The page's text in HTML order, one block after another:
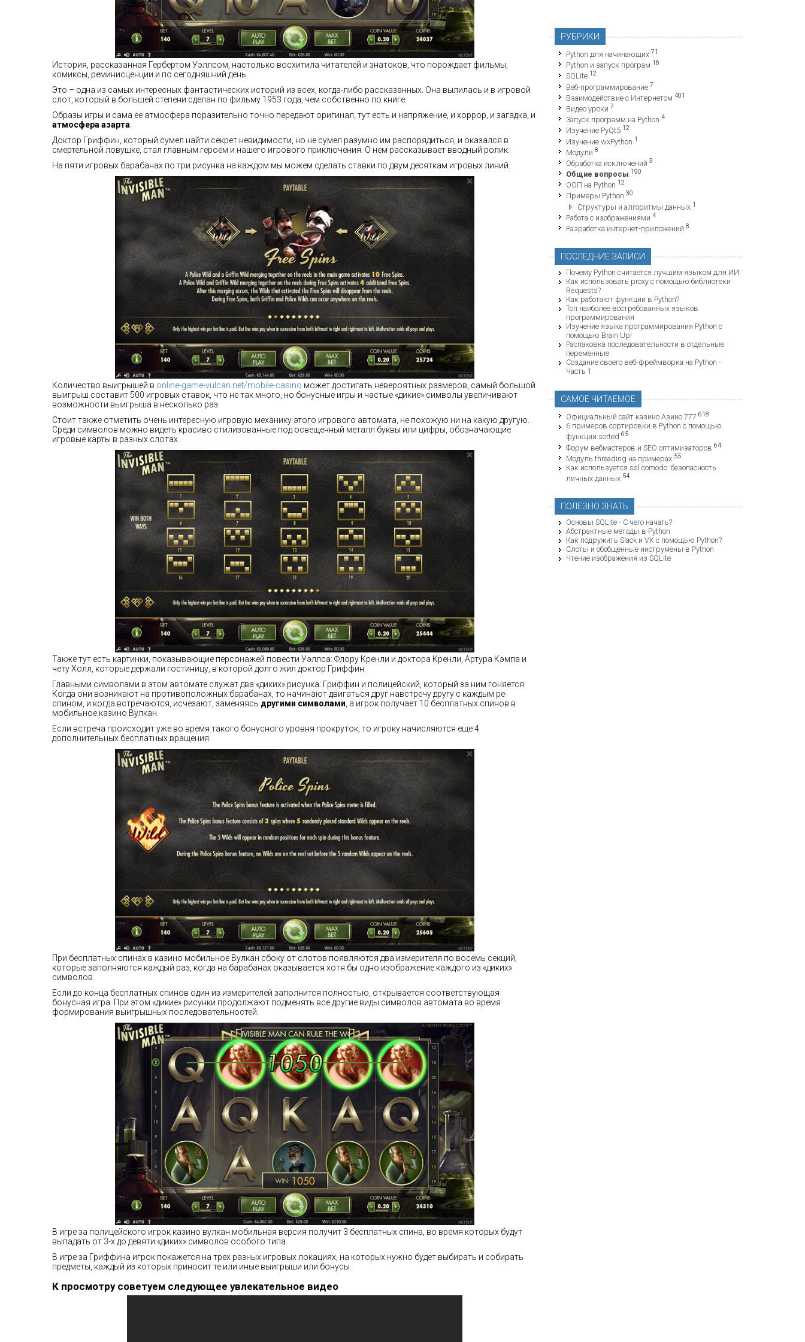
История, рассказанная Гербертом Уэллсом, настолько восхитила читателей и знатоков, что порождает фильмы,
комиксы, реминисценции и по сегодняшний день.
Это – одна из самых интересных фантастических историй из всех, когда-либо рассказанных. Она вылилась и в игровой
слот, который в большей степени сделан по фильму 1953 года, чем собственно по книге.
Образы игры и сама ее атмосфера поразительно точно передают оригинал, тут есть и напряжение, и хоррор, и загадка, и
атмосфера азарта
Доктор Гриффин, который сумел найти секрет невидимости, но не сумел разумно им распорядиться, и оказался в
смертельной ловушке, стал главным героем и нашего игрового приключения. О нем рассказывает вводный ролик.
На пяти игровых барабанах по три рисунка на каждом мы можем сделать ставки по двум десяткам игровых линий.
Количество выигрышей в online-game-vulcan.net/mobile-casino может достигать невероятных размеров, самый большой
выигрыш составит 500 игровых ставок, что не так много, но бонусные игры и частые «дикие» символы увеличивают
возможности выигрыша в несколько раз.
Стоит также отметить очень интересную игровую механику этого игрового автомата, не похожую ни на какую другую.
Среди символов можно видеть красиво стилизованные под освещенный металл буквы или цифры, обозначающие
игровые карты в разных слотах.
Также тут есть картинки, показывающие персонажей повести Уэллса: Флору Кренли и доктора Кренли, Артура Кэмпа и
чету Холл, которые держали гостиницу, в которой долго жил доктор Гриффин.
Главными символами в этом автомате служат два «диких» рисунка: Гриффин и полицейский, который за ним гоняется.
Когда они возникают на противоположных барабанах, то начинают двигаться друг навстречу другу с каждым ре-
спином, и когда встречаются, исчезают, заменяясь другими символами , а игрок получает 10 бесплатных спинов в
мобильное казино Вулкан.
Если встреча происходит уже во время такого бонусного уровня прокруток, то игроку начисляются еще 4
дополнительных бесплатных вращения.
При бесплатных спинах в казино мобильное Вулкан сбоку от слотов появляются два измерителя по восемь секций,
которые заполняются каждый раз, когда на барабанах оказывается хотя бы одно изображение каждого из «диких»
символов.
Если до конца бесплатных спинов один из измерителей заполнится полностью, открывается соответствующая
бонусная игра. При этом «дикие» рисунки продолжают подменять все другие виды символов автомата во время
формирования выигрышных последовательностей.
В игре за полицейского игрок казино вулкан мобильная версия получит 3 бесплатных спина, во время которых будут
выпадать от 3-х до девяти «диких» символов особого типа.
В игре за Гриффина игрок покажется на трех разных игровых локациях, на которых нужно будет выбирать и собирать
предметы, каждый из которых приносит те или иные выигрыши или бонусы.
К просмотру советуем следующее увлекательное видео
РУБРИКИ
Python для начинающих 71
Python и запуск програм 16
SQLite 12
Веб-программирование 7
Взаимодействие с Интернетом 401
Видео уроки 7
Запуск программ на Python 4
Изучение PyQt5 12
Изучение wxPython 1
Модули 8
Обработка исключений 3
Общие вопросы 190
ООП на Python 12
Примеры Python 30
Структуры и алгоритмы данных 1
Работа с изображениями 4
Разработка интернет-приложений 8
ПОСЛЕДНИЕ ЗАПИСИ
Почему Python считается лучшим языком для ИИ
Как использовать proxy с помощью библиотеки
Requests?
Как работают функции в Python?
Топ наиболее востребованных языков
программирования
Изучение языка программирования Python с
помощью Brain Up!
Распаковка последовательности в отдельные
переменные
Создание своего веб-фреймворка на Python -
Часть 1
САМОЕ ЧИТАЕМОЕ
Официальный сайт казино Азино 777 618
6 примеров сортировки в Python с помощью
функции sorted 65
Форум вебмастеров и SEO оптимизаторов 64
Модуль threading на примерах 55
Как используется ssl comodo: безопасность
личных данных 54
ПОЛЕЗНО ЗНАТЬ
Основы SQLite - С чего начать?
Абстрактные методы в Python
Как подружить Slack и VK с помощью Python?
Слоты и обобщенные инструмены в Python
Чтение изображения из SQLite